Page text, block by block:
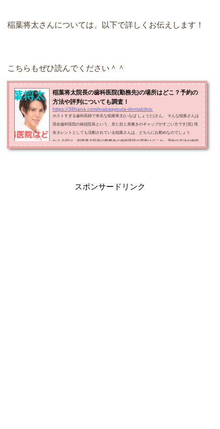
稲葉将太さんについては、以下で詳しくお伝えします！
こちらもぜひ読んでください＾＾
稲葉将太院長の歯科医院(勤務先)の場所はどこ？予約の
方法や評判についても調査！
https://38hana.com/inabasyouta-dentalclinic
ホストすぎる歯科医師で有名な稲葉将太(いなば しょうた)さん。 そんな稲葉さんは
現在歯科医院の統括院長という、見た目と肩書きのギャップがすごい方です(笑) 現
在タレントとしても活動されている稲葉さんは、どちらにお勤めなのでしょう
か？ 今回は、稲葉将太院長の勤務先の歯科医院の場所はどこか、予約の方法や歯科
医院の評判などについてお伝えします。 稲葉将太はハミール東京デンタルオフィス
スポンサードリンク